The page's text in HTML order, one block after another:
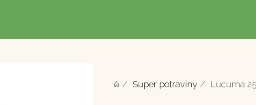
Super potraviny Lucuma